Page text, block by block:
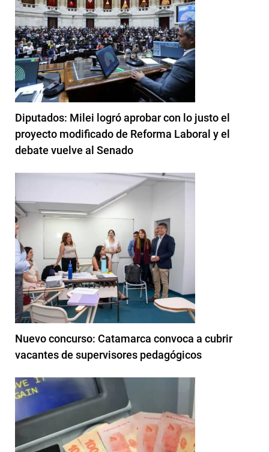
Diputados: Milei logró aprobar con lo justo el
proyecto modificado de Reforma Laboral y el
debate vuelve al Senado
Nuevo concurso: Catamarca convoca a cubrir
vacantes de supervisores pedagógicos